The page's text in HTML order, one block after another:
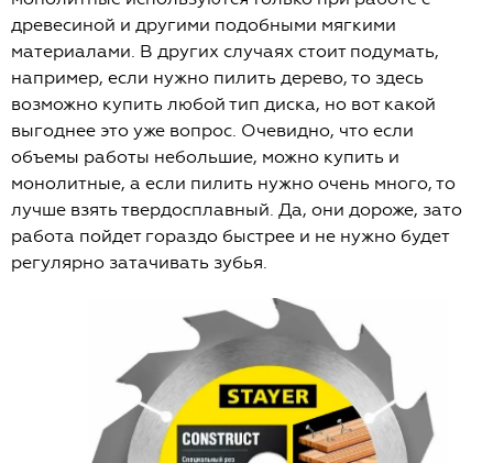
древесиной и другими подобными мягкими
материалами. В других случаях стоит подумать,
например, если нужно пилить дерево, то здесь
возможно купить любой тип диска, но вот какой
выгоднее это уже вопрос. Очевидно, что если
объемы работы небольшие, можно купить и
монолитные, а если пилить нужно очень много, то
лучше взять твердосплавный. Да, они дороже, зато
работа пойдет гораздо быстрее и не нужно будет
регулярно затачивать зубья.